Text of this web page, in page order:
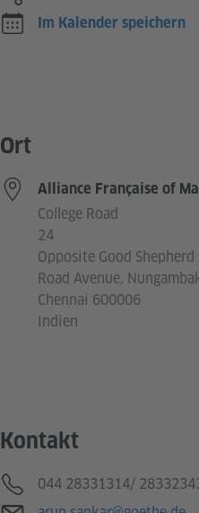
Im Kalender speichern
Ort
Alliance Française of
College Road
24
Opposite Good Shepherd
Road Avenue,
Chennai 600006
Indien
Kontakt
Telefon
044 28331314/